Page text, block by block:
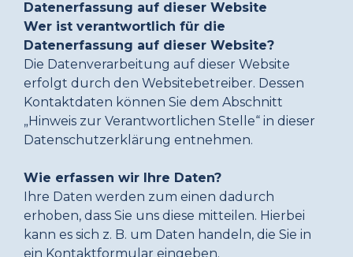
Datenerfassung auf dieser Website
Wer ist verantwortlich für die
Datenerfassung auf dieser Website?
Die Datenverarbeitung auf dieser Website
erfolgt durch den Websitebetreiber. Dessen
Kontaktdaten können Sie dem Abschnitt
„Hinweis zur Verantwortlichen Stelle“ in dieser
Datenschutzerklärung entnehmen.
Wie erfassen wir Ihre Daten?
Ihre Daten werden zum einen dadurch
erhoben, dass Sie uns diese mitteilen. Hierbei
kann es sich z. B. um Daten handeln, die Sie in
ein Kontaktformular eingeben.